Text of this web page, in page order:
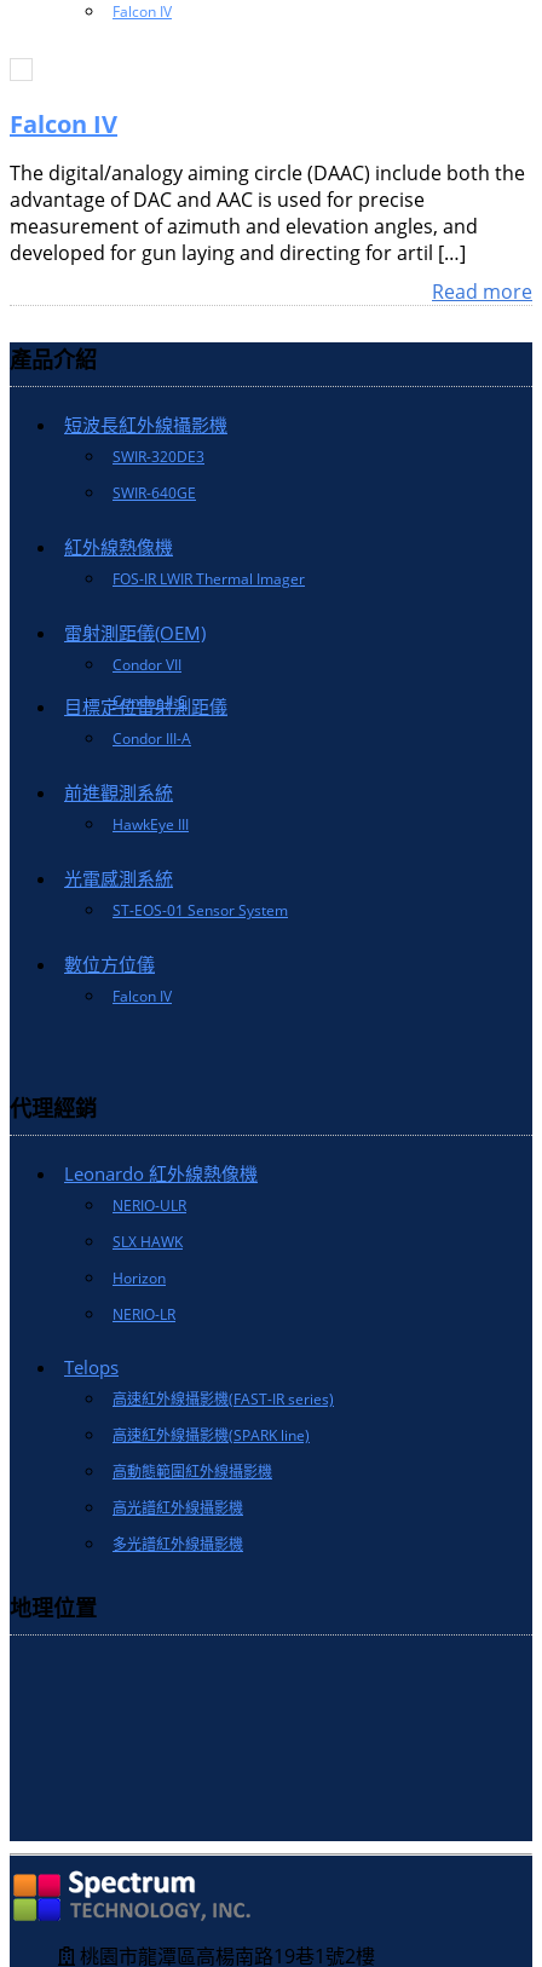
Falcon IV
Falcon IV
The digital/analogy aiming circle (DAAC) include both the
advantage of DAC and AAC is used for precise
measurement of azimuth and elevation angles, and
developed for gun laying and directing for artil […]
Read more
產品介紹
短波長紅外線攝影機
SWIR-320DE3
SWIR-640GE
紅外線熱像機
FOS-IR LWIR Thermal Imager
雷射測距儀(OEM)
Condor VII
Condor II-C
目標定位雷射測距儀
Condor III-A
前進觀測系統
HawkEye III
光電感測系統
ST-EOS-01 Sensor System
數位方位儀
Falcon IV
代理經銷
Leonardo 紅外線熱像機
NERIO-ULR
SLX HAWK
Horizon
NERIO-LR
Telops
高速紅外線攝影機(FAST-IR series)
高速紅外線攝影機(SPARK line)
高動態範圍紅外線攝影機
高光譜紅外線攝影機
多光譜紅外線攝影機
地理位置
桃園市龍潭區高楊南路19巷1號2樓